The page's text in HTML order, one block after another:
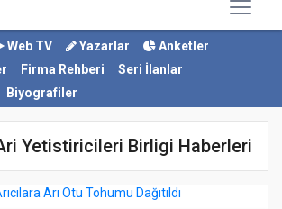
Web TV Yazarlar
Anketler
Firma Rehberi
Seri İlanlar
Biyografiler
Yetistiricileri Birligi Haberleri